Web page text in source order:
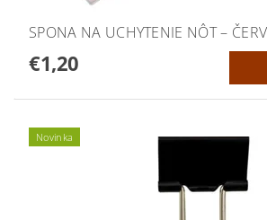
SPONA NA UCHYTENIE NÔT –
€1,20
Novinka